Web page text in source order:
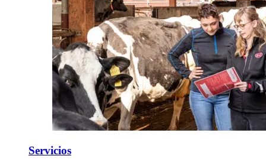
Servicios